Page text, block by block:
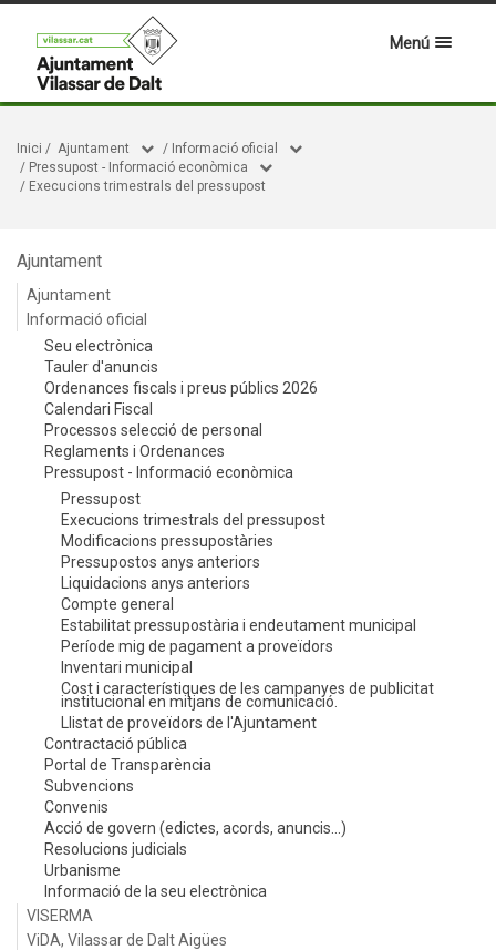
Menú
Inici / Ajuntament / Informació oficial
/ Pressupost - Informació econòmica
/ Execucions trimestrals del pressupost
Ajuntament
Ajuntament
Informació oficial
Seu electrònica
Tauler d'anuncis
Ordenances fiscals i preus públics 2026
Calendari Fiscal
Processos selecció de personal
Reglaments i Ordenances
Pressupost - Informació econòmica
Pressupost
Execucions trimestrals del pressupost
Modificacions pressupostàries
Pressupostos anys anteriors
Liquidacions anys anteriors
Compte general
Estabilitat pressupostària i endeutament municipal
Període mig de pagament a proveïdors
Inventari municipal
Cost i característiques de les campanyes de publicitat
institucional en mitjans de comunicació.
Llistat de proveïdors de l'Ajuntament
Contractació pública
Portal de Transparència
Subvencions
Convenis
Acció de govern (edictes, acords, anuncis...)
Resolucions judicials
Urbanisme
Informació de la seu electrònica
VISERMA
ViDA, Vilassar de Dalt Aigües